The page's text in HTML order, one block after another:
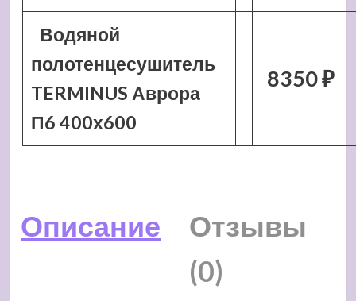
Водяной
полотенцесушитель
TERMINUS Аврора
П6 400х600
8350 ₽
Описание
Отзывы
(0)